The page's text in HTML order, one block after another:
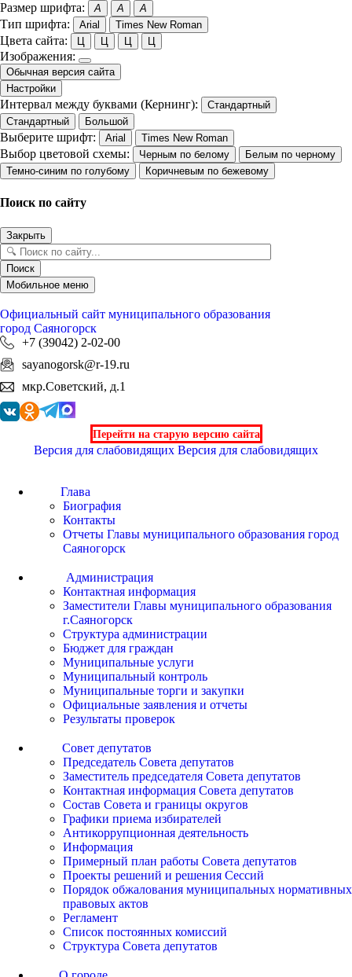
Размер шрифта: A A A
Тип шрифта: Arial Times New Roman
Цвета сайта: Ц Ц Ц Ц
Изображения:
Обычная версия сайта
Настройки
Интервал между буквами (Кернинг):
Стандартный
Стандартный
Большой
Выберите шрифт: Arial Times New Roman
Выбор цветовой схемы: Черным по белому
Белым по черному
Темно-синим по голубому
Коричневым по бежевому
Поиск по сайту
Закрыть
Поиск
Мобильное меню
Официальный сайт муниципального образования
город Саяногорск
+7 (39042) 2-02-00
sayanogorsk@r-19.ru
мкр.Советский, д.1
Перейти на старую версию сайта
Версия для слабовидящих Версия для слабовидящих
Глава
Биография
Контакты
Отчеты Главы муниципального образования город
Саяногорск
Администрация
Контактная информация
Заместители Главы муниципального образования
г.Саяногорск
Структура администрации
Бюджет для граждан
Муниципальные услуги
Муниципальный контроль
Муниципальные торги и закупки
Официальные заявления и отчеты
Результаты проверок
Совет депутатов
Председатель Совета депутатов
Заместитель председателя Совета депутатов
Контактная информация Совета депутатов
Состав Совета и границы округов
Графики приема избирателей
Антикоррупционная деятельность
Информация
Примерный план работы Совета депутатов
Проекты решений и решения Сессий
Порядок обжалования муниципальных нормативных
правовых актов
Регламент
Список постоянных комиссий
Структура Совета депутатов